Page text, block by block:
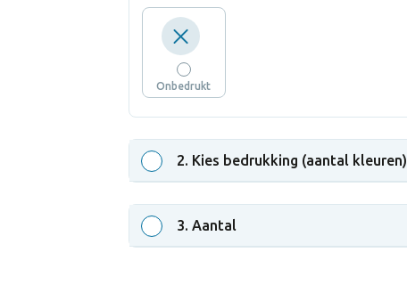
Onbedrukt
2. Kies bedrukking (aantal kleuren)
3. Aantal